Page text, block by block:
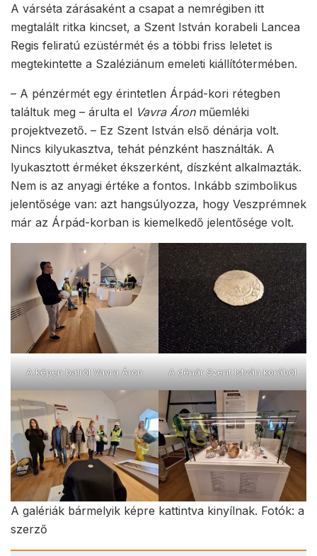
A várséta zárásaként a csapat a nemrégiben itt
megtalált ritka kincset, a Szent István korabeli Lancea
Regis feliratú ezüstérmét és a többi friss leletet is
megtekintette a Szaléziánum emeleti kiállítótermében.
– A pénzérmét egy érintetlen Árpád-kori rétegben
találtuk meg – árulta el Vavra Áronműemléki
projektvezető. – Ez Szent István első dénárja volt.
Nincs kilyukasztva, tehát pénzként használták. A
lyukasztott érméket ékszerként, díszként alkalmazták.
Nem is az anyagi értéke a fontos. Inkább szimbolikus
jelentősége van: azt hangsúlyozza, hogy Veszprémnek
már az Árpád-korban is kiemelkedő jelentősége volt.
A képen balról Vavra Áron A dénár Szent István korából
A galériák bármelyik képre kattintva kinyílnak. Fotók: a
szerző